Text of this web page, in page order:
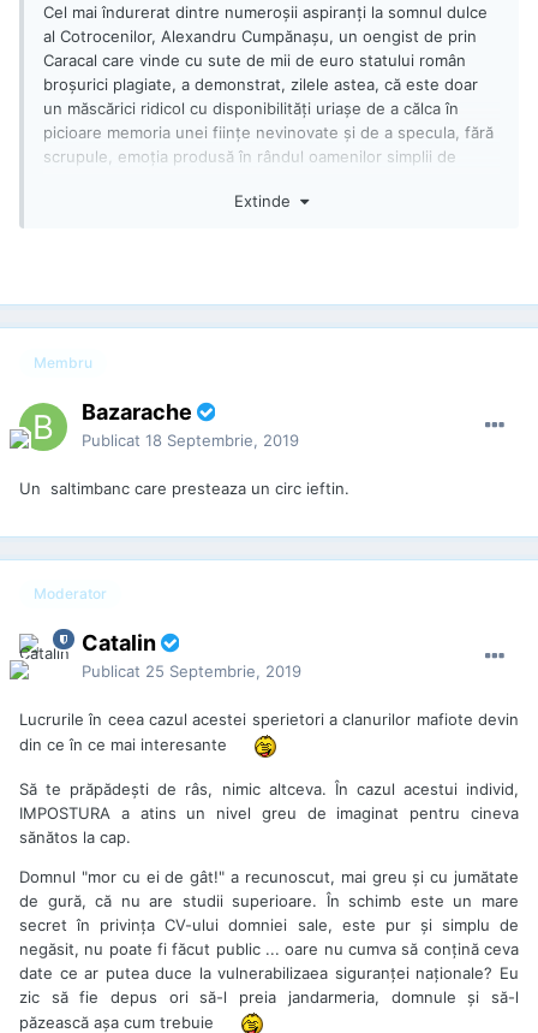
Cel mai îndurerat dintre numeroșii aspiranți la somnul dulce
al Cotrocenilor, Alexandru Cumpănașu, un oengist de prin
Caracal care vinde cu sute de mii de euro statului român
broșurici plagiate, a demonstrat, zilele astea, că este doar
un măscărici ridicol cu disponibilități uriașe de a călca în
picioare memoria unei ființe nevinovate și de a specula, fără
scrupule, emoția produsă în rândul oamenilor simplii de
cărora le-a băgat sub nas, fără jenă, lista de semnături
Mai multe imagini publicate chiar pe grupul de Facebook
care îi susține candidatura și așa zisa luptă cu clanurile
de unchileț - îl arată în ipostaze și mai ridicole decât cea de
instituțiile statului este grav amenințată de mânuitorul de
Cristache, TVR, dar calificat la fostul loc de muncă – Antena
3, pentru a-și exprima (puțin) nemulțumirea față de modul în
face (multă) campanie propriei persoane
sursa: www.podul.ro
Extinde
Membru
Bazarache
Publicat 18 Septembrie, 2019
Un saltimbanc care presteaza un circ ieftin.
Moderator
Catalin
Publicat 25 Septembrie, 2019
Lucrurile în ceea cazul acestei sperietori a clanurilor mafiote devin
din ce în ce mai interesante
Să te prăpădeşti de râs, nimic altceva. În cazul acestui individ,
IMPOSTURA a atins un nivel greu de imaginat pentru cineva
sănătos la cap.
Domnul "mor cu ei de gât!" a recunoscut, mai greu şi cu jumătate
de gură, că nu are studii superioare. În schimb este un mare
secret în privinţa CV-ului domniei sale, este pur şi simplu de
negăsit, nu poate fi făcut public ... oare nu cumva să conţină ceva
date ce ar putea duce la vulnerabilizaea siguranţei naţionale? Eu
zic să fie depus ori să-l preia jandarmeria, domnule şi să-l
păzească aşa cum trebuie